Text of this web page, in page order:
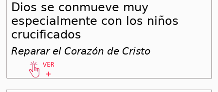
Dios se conmueve muy
especialmente con los niños
crucificados
Reparar el Corazón de Cristo